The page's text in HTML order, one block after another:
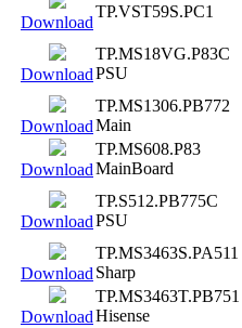
Download
TP.VST59S.PC1
Download
TP.MS18VG.P83C
PSU
Download
TP.MS1306.PB772
Main
Download
TP.MS608.P83
MainBoard
Download
TP.S512.PB775C
PSU
Download
TP.MS3463S.PA511
Sharp
Download
TP.MS3463T.PB751
Hisense